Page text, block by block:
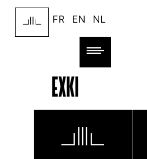
FR EN NL
Exki